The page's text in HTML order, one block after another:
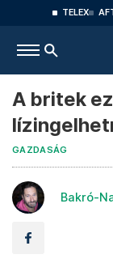
TELEX
A britek
GAZDASÁG
Bakró-